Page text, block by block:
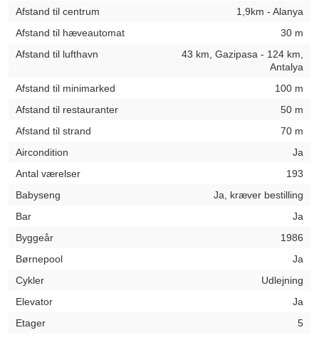
Afstand til centrum
1,9km - Alanya
Afstand til hæveautomat
30 m
Afstand til lufthavn
43 km, Gazipasa - 124 km,
Antalya
Afstand til minimarked
100 m
Afstand til restauranter
50 m
Afstand til strand
70 m
Aircondition
Ja
Antal værelser
193
Babyseng
Ja, kræver bestilling
Bar
Ja
Byggeår
1986
Børnepool
Ja
Cykler
Udlejning
Elevator
Ja
Etager
5